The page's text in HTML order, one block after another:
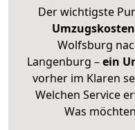
Der wichtigste
Wolfsburg
Langenburg –ein
vorher im Klaren
Welchen Service
Was